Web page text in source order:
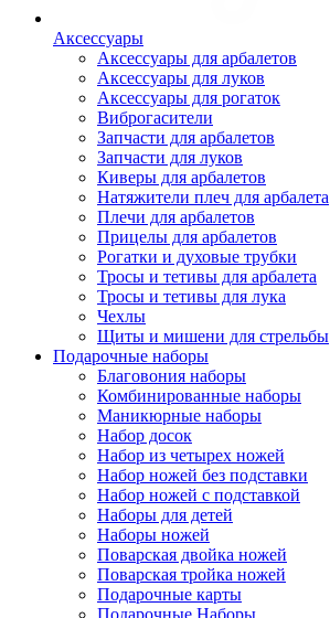
Аксессуары
Аксессуары для арбалетов
Аксессуары для луков
Аксессуары для рогаток
Виброгасители
Запчасти для арбалетов
Запчасти для луков
Киверы для арбалетов
Натяжители плеч для арбалета
Плечи для арбалетов
Прицелы для арбалетов
Рогатки и духовые трубки
Тросы и тетивы для арбалета
Тросы и тетивы для лука
Чехлы
Щиты и мишени для стрельбы
Подарочные наборы
Благовония наборы
Комбинированные наборы
Маникюрные наборы
Набор досок
Набор из четырех ножей
Набор ножей без подставки
Набор ножей с подставкой
Наборы для детей
Наборы ножей
Поварская двойка ножей
Поварская тройка ножей
Подарочные карты
Подарочные Наборы